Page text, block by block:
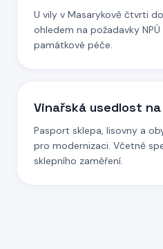
U vily v Masarykově čtvrti
ohledem na požadavky
památkové péče.
Vinařská usedlost
Pasport sklepa, lisovny a
pro modernizaci. Včetně
sklepního zaměření.